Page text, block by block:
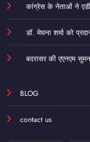
कांग्रेस के नेताओं ने
डॉ. मेघना शर्मा को
बदरासर की एएनएम
BLOG
contact us